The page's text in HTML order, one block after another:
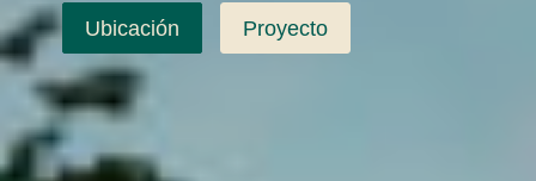
Ubicación Proyecto